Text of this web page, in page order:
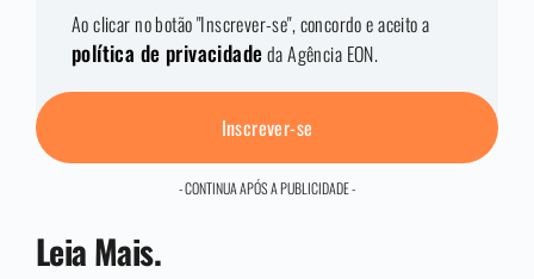
Ao clicar no botão "Inscrever-se", concordo e aceito a
política de privacidadeda Agência EON.
Inscrever-se
- CONTINUA APÓS A PUBLICIDADE -
Leia Mais.